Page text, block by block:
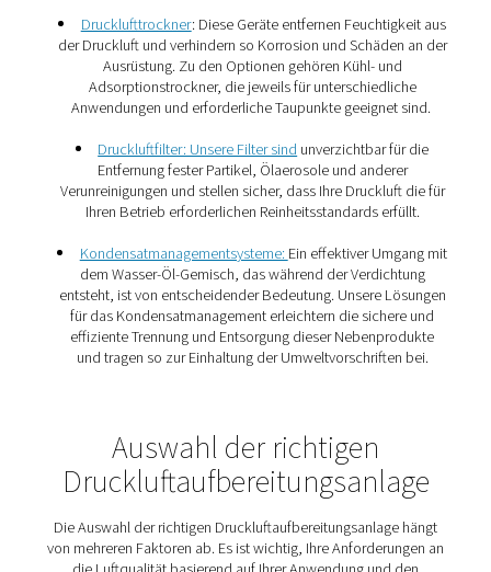
Warum ist die
Druckluftaufbereitung
Die Implementierung effektiver
1. Längere Gerätelebensdauer
Saubere, trockene Druckluft reduziert den Verschleiß
pneumatischen Werkzeugen und Maschinen und
2. Verbesserte Produktqualität